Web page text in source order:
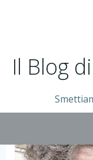
Il Blog